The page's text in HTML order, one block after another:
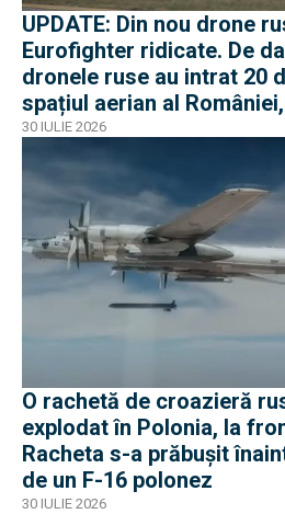
UPDATE: Din nou drone
Eurofighter ridicate. De
dronele ruse au intrat 20
spațiul aerian al
Ucraina
30 IULIE 2026
O rachetă de croazieră
explodat în Polonia, la
Racheta s-a prăbușit
de un F-16 polonez
30 IULIE 2026